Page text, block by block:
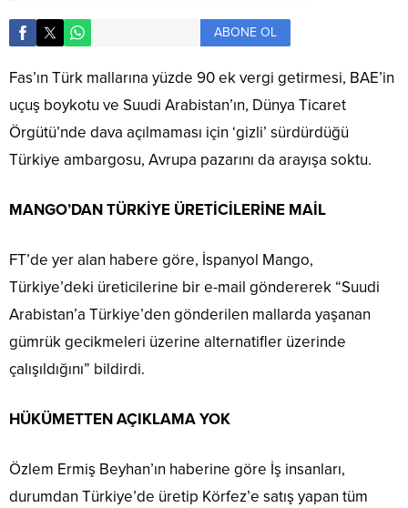
ABONE OL
Fas’ın Türk mallarına yüzde 90 ek vergi getirmesi, BAE’in
uçuş boykotu ve Suudi Arabistan’ın, Dünya Ticaret
Örgütü’nde dava açılmaması için ‘gizli’ sürdürdüğü
Türkiye ambargosu, Avrupa pazarını da arayışa soktu.
MANGO’DAN TÜRKİYE ÜRETİCİLERİNE MAİL
FT’de yer alan habere göre, İspanyol Mango,
Türkiye’deki üreticilerine bir e-mail göndererek “Suudi
Arabistan’a Türkiye’den gönderilen mallarda yaşanan
gümrük gecikmeleri üzerine alternatifler üzerinde
çalışıldığını” bildirdi.
HÜKÜMETTEN AÇIKLAMA YOK
Özlem Ermiş Beyhan’ın haberine göre İş insanları,
durumdan Türkiye’de üretip Körfez’e satış yapan tüm